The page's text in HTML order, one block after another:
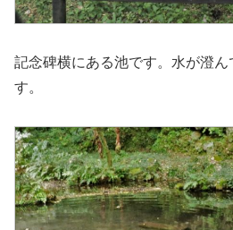
記念碑横にある池です。水が澄
す。